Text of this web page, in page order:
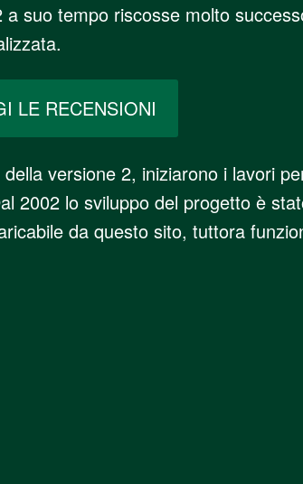
suo tempo riscosse molto
LE RECENSIONI
versione 2, iniziarono i lavori
2002 lo sviluppo del progetto è
da questo sito, tuttora